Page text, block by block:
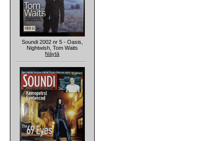
Soundi 2002 nr 5 - Oasis,
Nightwish, Tom Waits
Näytä